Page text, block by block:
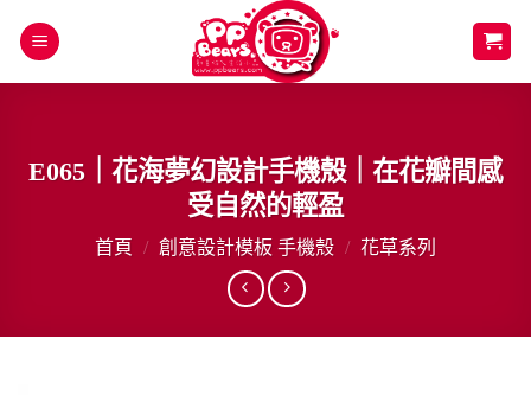
E065｜花海夢幻設計手機殼｜在花瓣間感
受自然的輕盈
首頁 / 創意設計模板 手機殼 / 花草系列